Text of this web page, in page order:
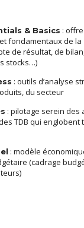
& Basics :
fondamentaux de la
de résultat, de
stocks…)
: outils d’analyse
du secteur
: pilotage serein des
TDB qui
: modèle
(cadrage